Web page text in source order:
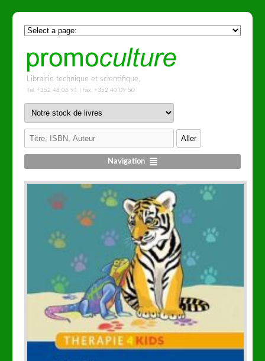
Librairie technique et scientifique.
Tel. +352 48 06 91 | Fax. +352 40 09 50
Navigation